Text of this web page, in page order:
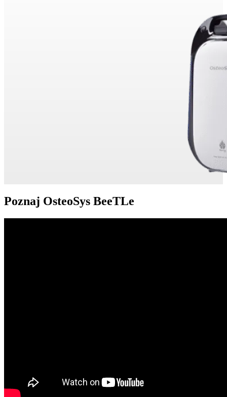
Poznaj OsteoSys BeeTLe